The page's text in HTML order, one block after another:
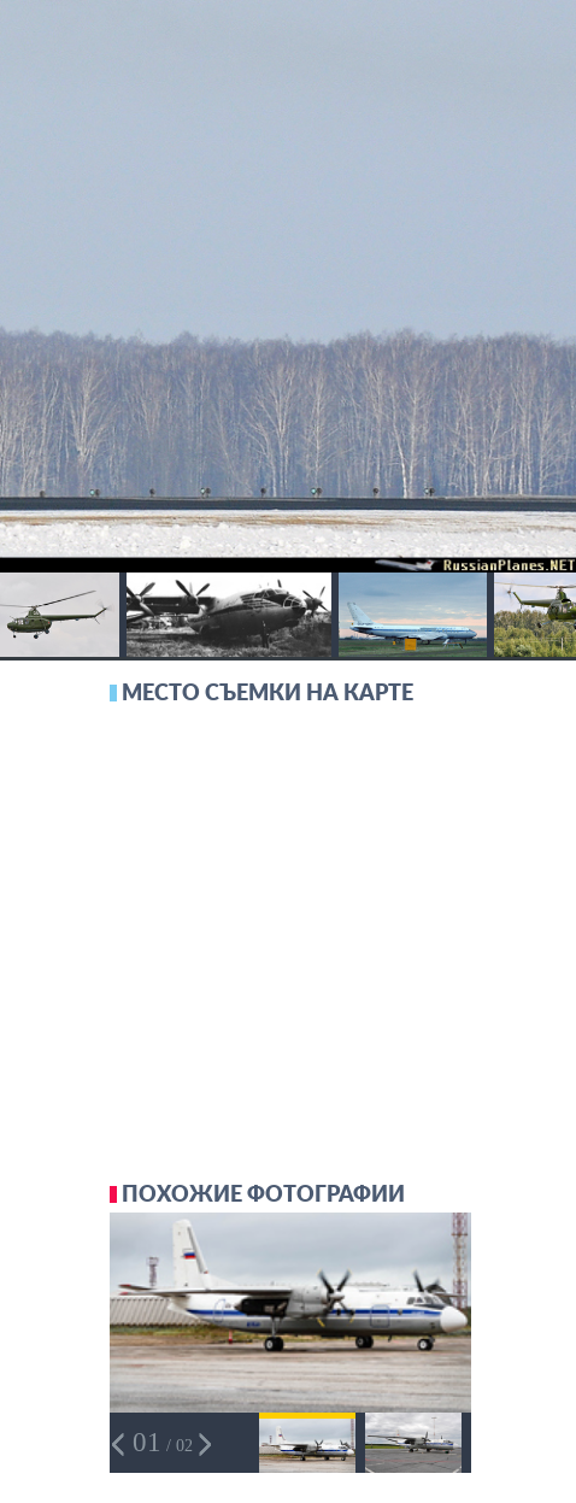
МЕСТО СЪЕМКИ НА КАРТЕ
ПОХОЖИЕ ФОТОГРАФИИ
01 / 02